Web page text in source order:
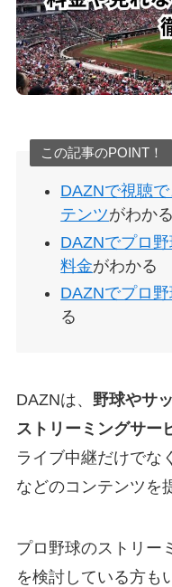
この記事のPOINT！
DAZNで視聴
テンツがわかる
DAZNでプロ
料金がわかる
DAZNでプロ
る
DAZNは、 野球やサ
ストリーミングサー
ライブ中継だけでな
などのコンテンツを
プロ野球のストリー
を検討している方も